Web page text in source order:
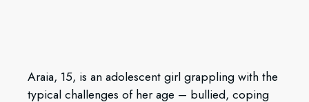
Araia, 15, is an adolescent girl grappling with the
typical challenges of her age – bullied, coping